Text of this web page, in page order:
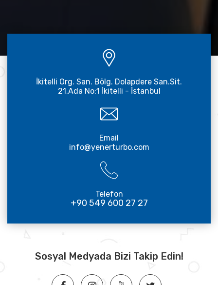
İkitelli Org. San. Bölg. Dolapdere San.Sit.
21.Ada No:1 İkitelli - İstanbul
Email
info@yenerturbo.com
Telefon
+90 549 600 27 27
Sosyal Medyada Bizi Takip Edin!